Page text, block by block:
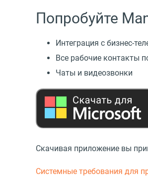
Попробуйте
Интеграция с бизнес-
Все рабочие контакты
Чаты и видеозвонки
Скачивая приложение вы
Системные требования для